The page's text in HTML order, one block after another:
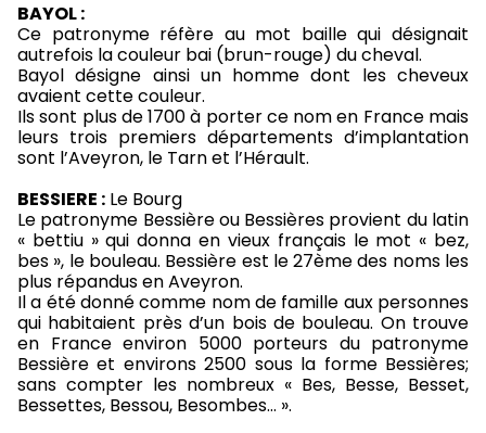
BAYOL :
Ce patronyme réfère au mot baille qui désignait
autrefois la couleur bai (brun-rouge) du cheval.
Bayol désigne ainsi un homme dont les cheveux
avaient cette couleur.
Ils sont plus de 1700 à porter ce nom en France mais
leurs trois premiers départements d’implantation
sont l’Aveyron, le Tarn et l’Hérault.
BESSIERE : Le Bourg
Le patronyme Bessière ou Bessières provient du latin
« bettiu » qui donna en vieux français le mot « bez,
bes », le bouleau. Bessière est le 27ème des noms les
plus répandus en Aveyron.
Il a été donné comme nom de famille aux personnes
qui habitaient près d’un bois de bouleau. On trouve
en France environ 5000 porteurs du patronyme
Bessière et environs 2500 sous la forme Bessières;
sans compter les nombreux « Bes, Besse, Besset,
Bessettes, Bessou, Besombes… ».